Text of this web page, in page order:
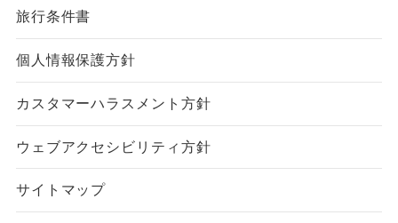
旅行条件書
個人情報保護方針
カスタマーハラスメント方針
ウェブアクセシビリティ方針
サイトマップ